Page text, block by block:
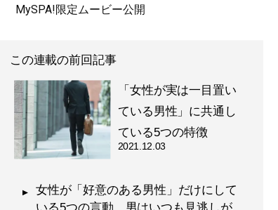
MySPA!限定ムービー公開
この連載の前回記事
「女性が実は一目置い
ている男性」に共通し
ている5つの特徴
2021.12.03
女性が「好意のある男性」だけにして